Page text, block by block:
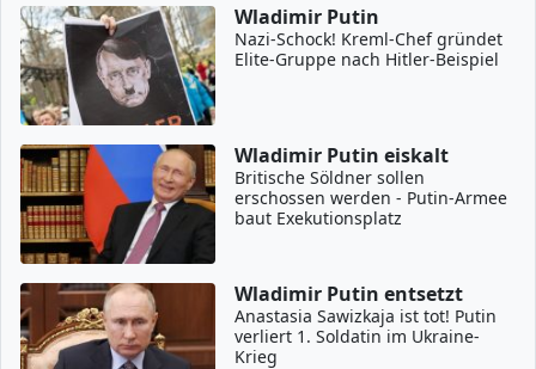
Wladimir Putin
Nazi-Schock! Kreml-Chef gründet
Elite-Gruppe nach Hitler-Beispiel
Wladimir Putin eiskalt
Britische Söldner sollen
erschossen werden - Putin-Armee
baut Exekutionsplatz
Wladimir Putin entsetzt
Anastasia Sawizkaja ist tot! Putin
verliert 1. Soldatin im Ukraine-
Krieg